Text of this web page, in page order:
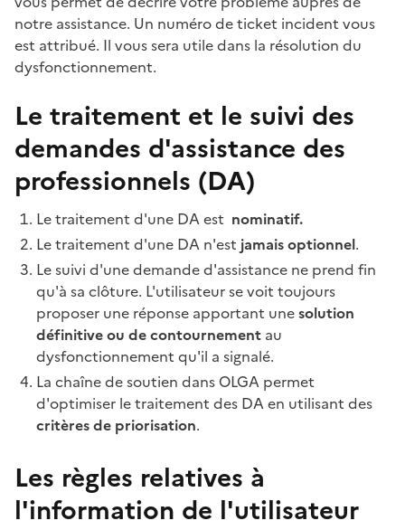
notre assistance. Un numéro de ticket incident vous
est attribué. Il vous sera utile dans la résolution du
dysfonctionnement.
Le traitement et le suivi des
demandes d'assistance des
professionnels (DA)
Le traitement d'une DA est nominatif.
Le traitement d'une DA n'est jamais optionnel.
Le suivi d'une demande d'assistance ne prend fin
qu'à sa clôture. L'utilisateur se voit toujours
proposer une réponse apportant unesolution
définitive ou de contournement au
dysfonctionnement qu'il a signalé.
La chaîne de soutien dans OLGA permet
d'optimiser le traitement des DA en utilisant des
critères de priorisation.
Les règles relatives à
l'information de l'utilisateur